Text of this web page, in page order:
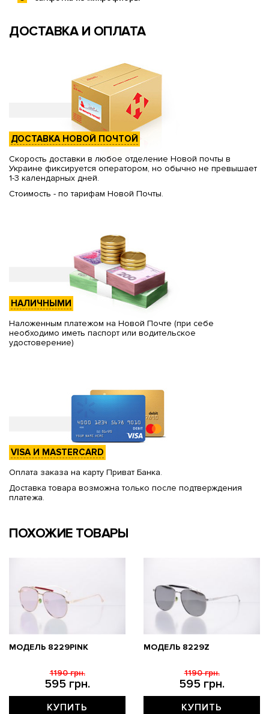
ДОСТАВКА И ОПЛАТА
ДОСТАВКА НОВОЙ ПОЧТОЙ
Скорость доставки в любое отделение Новой почты в
Украине фиксируется оператором, но обычно не превышает
1-3 календарных дней.
Стоимость - по тарифам Новой Почты.
НАЛИЧНЫМИ
Наложенным платежом на Новой Почте (при себе
необходимо иметь паспорт или водительское
удостоверение)
VISA И MASTERCARD
Оплата заказа на карту Приват Банка.
Доставка товара возможна только после подтверждения
платежа.
ПОХОЖИЕ ТОВАРЫ
МОДЕЛЬ 8229PINK
595 грн.
1190 грн.
КУПИТЬ
МОДЕЛЬ 8229Z
595 грн.
1190 грн.
КУПИТЬ